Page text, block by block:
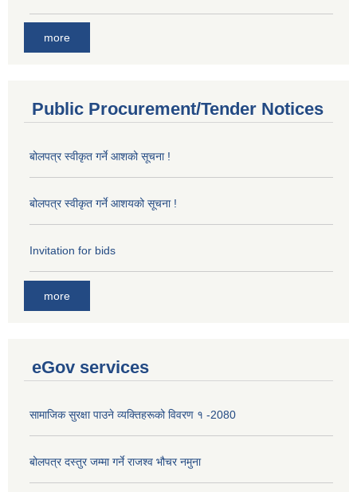
more
Public Procurement/Tender Notices
बोलपत्र स्वीकृत गर्ने आशको सूचना !
बोलपत्र स्वीकृत गर्ने आशयको सूचना !
Invitation for bids
more
eGov services
सामाजिक सुरक्षा पाउने व्यक्तिहरूको विवरण १ -2080
बोलपत्र दस्तुर जम्मा गर्ने राजश्व भौचर नमुना